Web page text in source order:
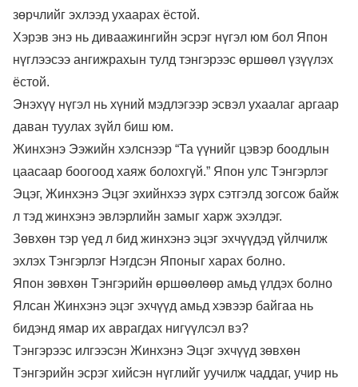
зөрчлийг эхлээд ухаарах ёстой.
Хэрэв энэ нь диваажингийн эсрэг нүгэл юм бол Япон
нүглээсээ ангижрахын тулд тэнгэрээс өршөөл үзүүлэх
ёстой.
Энэхүү нүгэл нь хүний мэдлэгээр эсвэл ухаалаг аргаар
даван туулах зүйл биш юм.
Жинхэнэ Ээжийн хэлснээр “Та үүнийг цэвэр боодлын
цаасаар боогоод хаяж болохгүй.” Япон улс Тэнгэрлэг
Эцэг, Жинхэнэ Эцэг эхийнхээ зүрх сэтгэлд зогсож байж
л тэд жинхэнэ эвлэрлийн замыг харж эхэлдэг.
Зөвхөн тэр үед л бид жинхэнэ эцэг эхчүүдэд үйлчилж
эхлэх Тэнгэрлэг Нэгдсэн Японыг харах болно.
Япон зөвхөн Тэнгэрийн өршөөлөөр амьд үлдэх болно
Ялсан Жинхэнэ эцэг эхчүүд амьд хэвээр байгаа нь
бидэнд ямар их аврагдах нигүүлсэл вэ?
Тэнгэрээс илгээсэн Жинхэнэ Эцэг эхчүүд зөвхөн
Тэнгэрийн эсрэг хийсэн нүглийг уучилж чаддаг, учир нь